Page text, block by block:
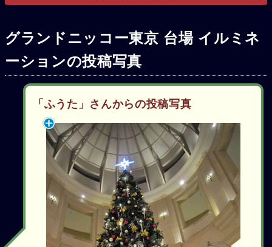
グランドニッコー東京 台場 イルミネ
ーションの投稿写真
「ふうた」さんからの投稿写真